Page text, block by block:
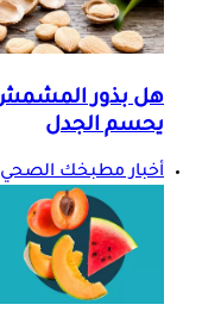
هل بذور المشمش
يحسم الجدل
أخبار مطبخك الصحي